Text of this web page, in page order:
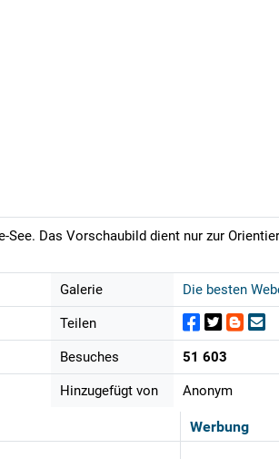
Das Vorschaubild dient nur zur
Galerie Die besten
Teilen
Besuches 51 603
Hinzugefügt von Anonym
Werbung